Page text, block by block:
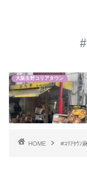
大阪生野コリアタウン
HOME #ｺﾘｱﾀｳﾝ